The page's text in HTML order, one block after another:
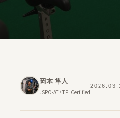
岡本 隼人
JSPO-AT / TPI Certified